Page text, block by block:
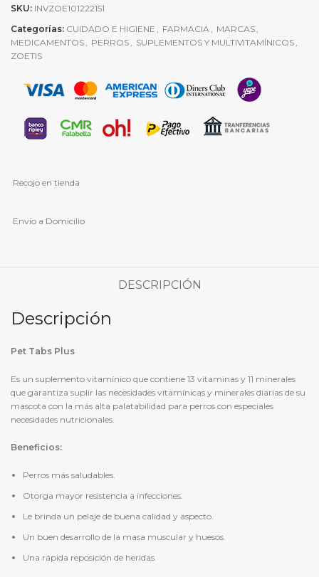
SKU: INVZOE101222151
Categorías: CUIDADO E HIGIENE , FARMACIA , MARCAS ,
MEDICAMENTOS , PERROS , SUPLEMENTOS Y MULTIVITAMÍNICOS ,
ZOETIS
Recojo en tienda
Envío a Domicilio
DESCRIPCIÓN
Descripción
Pet Tabs Plus
Es un suplemento vitamínico que contiene 13 vitaminas y 11 minerales
que garantiza suplir las necesidades vitamínicas y minerales diarias de su
mascota con la más alta palatabilidad para perros con especiales
necesidades nutricionales.
Beneficios:
Perros más saludables.
Otorga mayor resistencia a infecciones.
Le brinda un pelaje de buena calidad y aspecto.
Un buen desarrollo de la masa muscular y huesos.
Una rápida reposición de heridas.